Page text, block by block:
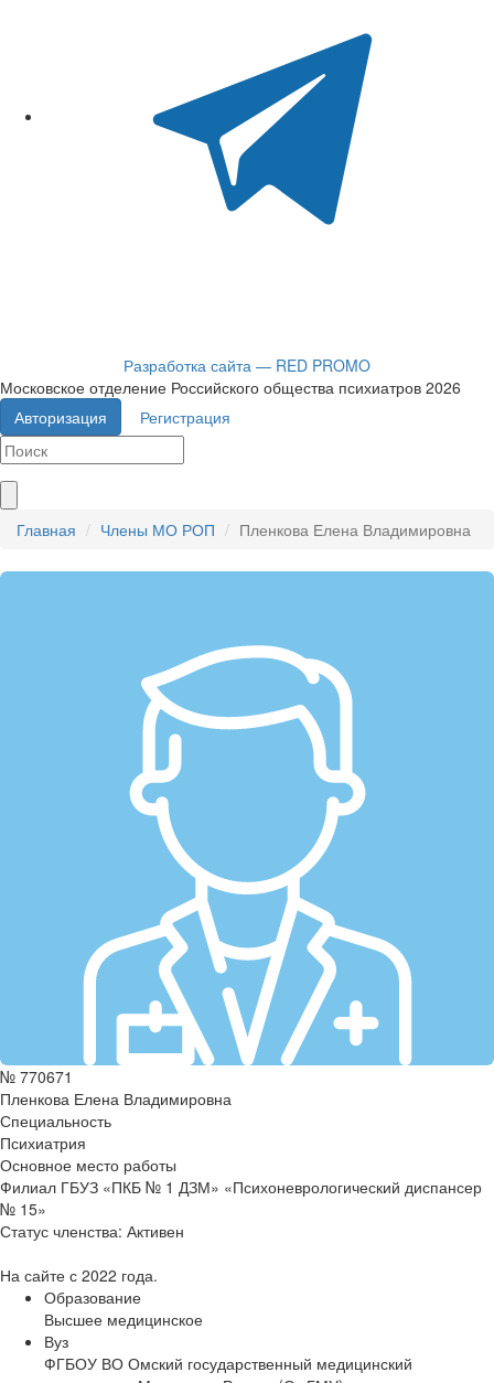
Разработка сайта — RED PROMO
Московское отделение Российского общества психиатров 2026
Авторизация
Регистрация
Главная Члены МО РОП Пленкова Елена Владимировна
№ 770671
Пленкова Елена Владимировна
Специальность
Психиатрия
Основное место работы
Филиал ГБУЗ «ПКБ № 1 ДЗМ» «Психоневрологический диспансер
№ 15»
Статус членства: Активен
На сайте с 2022 года.
Образование
Высшее медицинское
Вуз
ФГБОУ ВО Омский государственный медицинский